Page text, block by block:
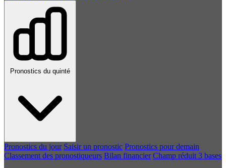
Pronostics du quinté
Pronostics du jour Saisir un pronostic Pronostics pour demain
Classement des pronostiqueurs Bilan financier Champ réduit 3 bases